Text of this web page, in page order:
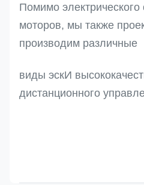
Помимо электрического
моторов, мы также
производим различные
виды эскИ
дистанционного